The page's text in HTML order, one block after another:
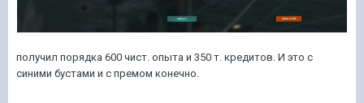
получил порядка 600 чист. опыта и 350 т. кредитов. И это с
синими бустами и с премом конечно.